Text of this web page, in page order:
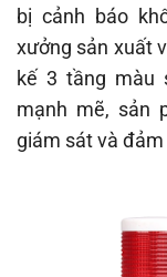
bị cảnh báo
xưởng sản xuất
kế 3 tầng màu
mạnh mẽ, sản
giám sát và